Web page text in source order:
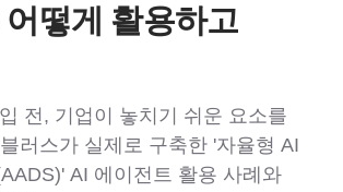
떻게 활용하고
전, 기업이 놓치기 쉬운 요소를
러스가 실제로 구축한 '자율형 AI
AI 에이전트 활용 사례와